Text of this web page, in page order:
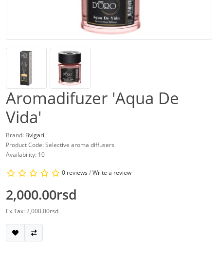
Aromadifuzer 'Aqua De
Vida'
Brand: Bvlgari
Product Code: Selective aroma diffusers
Availability: 10
0 reviews /Write a review
2,000.00rsd
Ex Tax: 2,000.00rsd